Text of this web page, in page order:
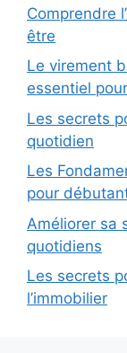
Comprendre
être
Le virement
essentiel
Les secrets
quotidien
Les
pour
Améliorer sa
quotidiens
Les secrets
l’immobilier